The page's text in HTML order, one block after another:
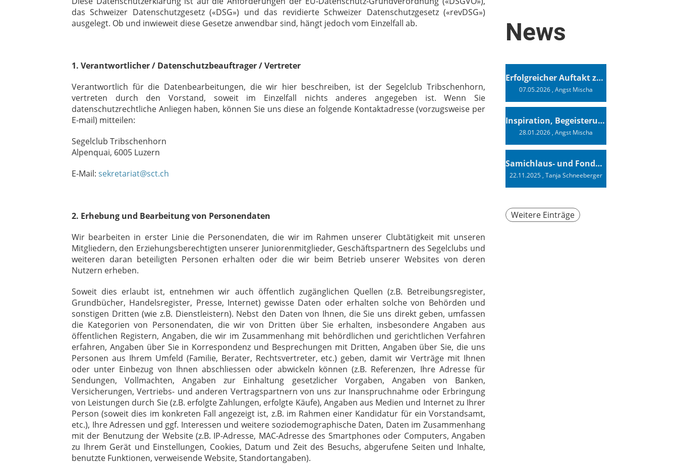
das Schweizer Datenschutzgesetz («DSG») und das revidierte Schweizer Datenschutzgesetz («revDSG»)
ausgelegt. Ob und inwieweit diese Gesetze anwendbar sind, hängt jedoch vom Einzelfall ab.
1. Verantwortlicher / Datenschutzbeauftrager / Vertreter
Verantwortlich für die Datenbearbeitungen, die wir hier beschreiben, ist der Segelclub Tribschenhorn,
vertreten durch den Vorstand, soweit im Einzelfall nichts anderes angegeben ist. Wenn Sie
datenschutzrechtliche Anliegen haben, können Sie uns diese an folgende Kontaktadresse (vorzugsweise per
E-mail) mitteilen:
Segelclub Tribschenhorn
Alpenquai, 6005 Luzern
E-Mail: sekretariat@sct.ch
2. Erhebung und Bearbeitung von Personendaten
Wir bearbeiten in erster Linie die Personendaten, die wir im Rahmen unserer Clubtätigkeit mit unseren
Mitgliedern, den Erziehungsberechtigten unserer Juniorenmitglieder, Geschäftspartnern des Segelclubs und
weiteren daran beteiligten Personen erhalten oder die wir beim Betrieb unserer Websites von deren
Nutzern erheben.
Soweit dies erlaubt ist, entnehmen wir auch öffentlich zugänglichen Quellen (z.B. Betreibungsregister,
Grundbücher, Handelsregister, Presse, Internet) gewisse Daten oder erhalten solche von Behörden und
sonstigen Dritten (wie z.B. Dienstleistern). Nebst den Daten von Ihnen, die Sie uns direkt geben, umfassen
die Kategorien von Personendaten, die wir von Dritten über Sie erhalten, insbesondere Angaben aus
öffentlichen Registern, Angaben, die wir im Zusammenhang mit behördlichen und gerichtlichen Verfahren
erfahren, Angaben über Sie in Korrespondenz und Besprechungen mit Dritten, Angaben über Sie, die uns
Personen aus Ihrem Umfeld (Familie, Berater, Rechtsvertreter, etc.) geben, damit wir Verträge mit Ihnen
oder unter Einbezug von Ihnen abschliessen oder abwickeln können (z.B. Referenzen, Ihre Adresse für
Sendungen, Vollmachten, Angaben zur Einhaltung gesetzlicher Vorgaben, Angaben von Banken,
Versicherungen, Vertriebs- und anderen Vertragspartnern von uns zur Inanspruchnahme oder Erbringung
von Leistungen durch Sie (z.B. erfolgte Zahlungen, erfolgte Käufe), Angaben aus Medien und Internet zu Ihrer
Person (soweit dies im konkreten Fall angezeigt ist, z.B. im Rahmen einer Kandidatur für ein Vorstandsamt,
etc.), Ihre Adressen und ggf. Interessen und weitere soziodemographische Daten, Daten im Zusammenhang
mit der Benutzung der Website (z.B. IP-Adresse, MAC-Adresse des Smartphones oder Computers, Angaben
zu Ihrem Gerät und Einstellungen, Cookies, Datum und Zeit des Besuchs, abgerufene Seiten und Inhalte,
benutzte Funktionen, verweisende Website, Standortangaben).
News
Erfolgreicher Auftakt zur Swiss Sailing Challenge League 2026
07.05.2026, Angst Mischa
Inspiration, Begeisterung - Ein Vortrag von Vendée-Globe-Finisher Oliver Heer
28.01.2026, Angst Mischa
Samichlaus- und Fonduabend
22.11.2025, Tanja Schneeberger
Weitere Einträge